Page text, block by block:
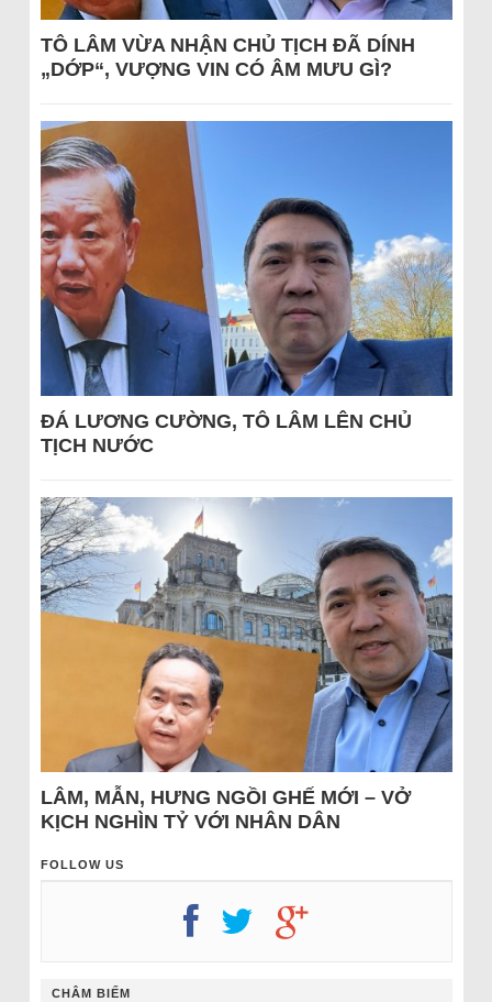
TÔ LÂM VỪA NHẬN CHỦ TỊCH ĐÃ DÍNH
„DỚP“, VƯỢNG VIN CÓ ÂM MƯU GÌ?
ĐÁ LƯƠNG CƯỜNG, TÔ LÂM LÊN CHỦ
TỊCH NƯỚC
LÂM, MẪN, HƯNG NGỒI GHẾ MỚI – VỞ
KỊCH NGHÌN TỶ VỚI NHÂN DÂN
FOLLOW US
CHÂM BIẾM